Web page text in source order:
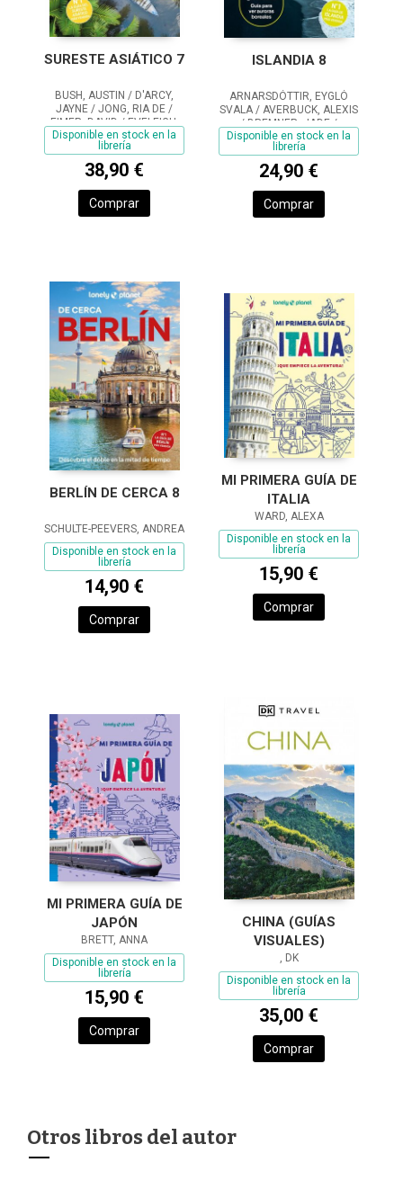
SURESTE ASIÁTICO 7
BUSH, AUSTIN / D'ARCY,
JAYNE / JONG, RIA DE /
EIMER, DAVID / EVELEIGH,
MARK / FERRARESE,
MARCO / GROSBERG,
MICHAEL / HARDING, PAUL /
RAY, NICK / REID,
Disponible en stock en la
librería
38,90 €
Comprar
ISLANDIA 8
ARNARSDÓTTIR, EYGLÓ
SVALA / AVERBUCK, ALEXIS
/ BREMNER, JADE /
FITZPATRICK, MARY / HAM,
ANTHONY
Disponible en stock en la
librería
24,90 €
Comprar
BERLÍN DE CERCA 8
SCHULTE-PEEVERS, ANDREA
Disponible en stock en la
librería
14,90 €
Comprar
MI PRIMERA GUÍA DE
ITALIA
WARD, ALEXA
Disponible en stock en la
librería
15,90 €
Comprar
MI PRIMERA GUÍA DE
JAPÓN
BRETT, ANNA
Disponible en stock en la
librería
15,90 €
Comprar
CHINA (GUÍAS
VISUALES)
, DK
Disponible en stock en la
librería
35,00 €
Comprar
Otros libros del autor